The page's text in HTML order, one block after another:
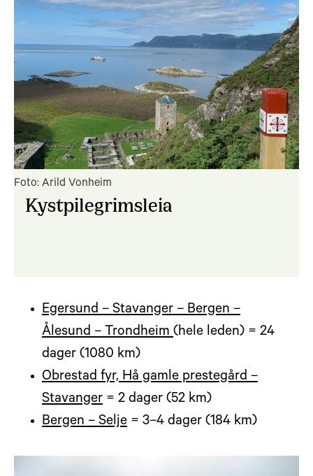
Foto: Arild Vonheim
Kystpilegrimsleia
Egersund – Stavanger – Bergen –
Ålesund – Trondheim(hele leden) = 24
dager (1080 km)
Obrestad fyr, Hå gamle prestegård –
Stavanger = 2 dager (52 km)
Bergen – Selje = 3–4 dager (184 km)